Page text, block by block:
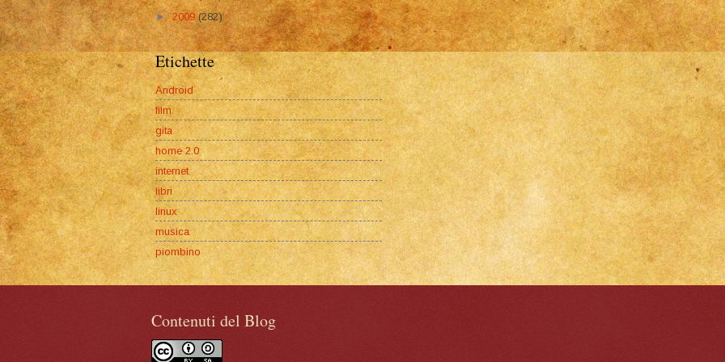
►2009(282)
Etichette
Android
film
gita
home 2.0
internet
libri
linux
musica
piombino
Contenuti del Blog